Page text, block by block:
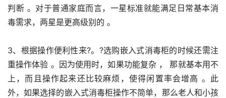
判断 。对于普通家庭而言，一星标准就能满足日常基本消
毒需求，两星是更高级别的 。
3、根据操作便利性来?。?选购嵌入式消毒柜的时候还需注
重操作体验 。因为使用时，如果功能复杂 ， 那就基本用不
上，而且操作起来还比较麻烦，使得闲置率会增高 。此
外，如果选择的嵌入式消毒柜操作不简单，那么老人和小孩